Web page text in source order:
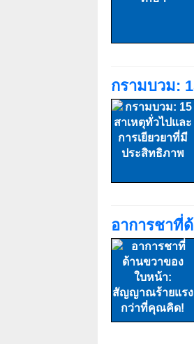
กรามบวม:
อาการชาที่